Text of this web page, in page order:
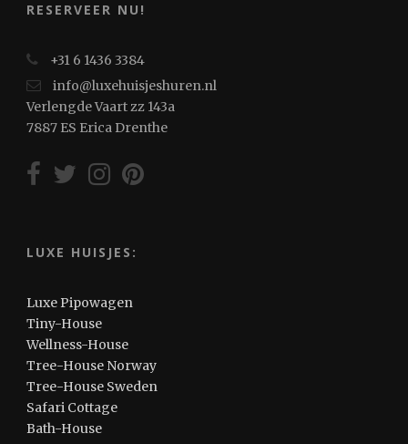
RESERVEER NU!
+31 6 1436 3384
info@luxehuisjeshuren.nl
Verlengde Vaart zz 143a
7887 ES Erica Drenthe
LUXE HUISJES:
Luxe Pipowagen
Tiny-House
Wellness-House
Tree-House Norway
Tree-House Sweden
Safari Cottage
Bath-House